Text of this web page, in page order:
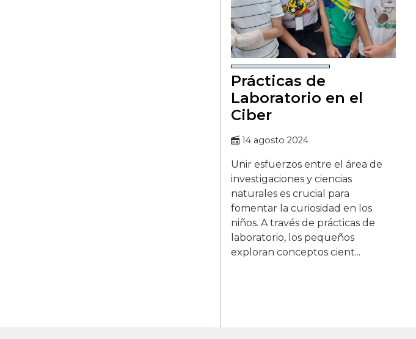
Prácticas de
Laboratorio en el
Ciber
14 agosto 2024
Unir esfuerzos entre el área de
investigaciones y ciencias
naturales es crucial para
fomentar la curiosidad en los
niños. A través de prácticas de
laboratorio, los pequeños
exploran conceptos cient...